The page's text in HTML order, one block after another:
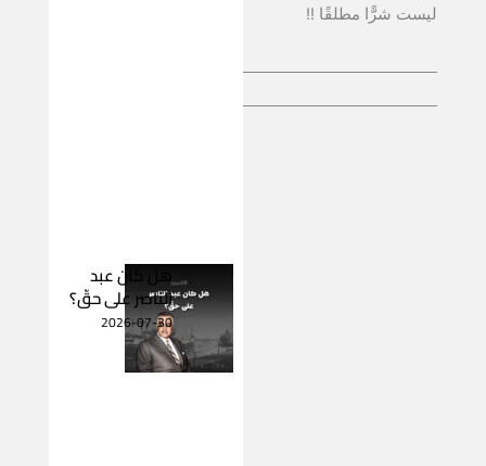
ليست شرًّا مطلقًا !!
هل كان عبد
الناصر على حقّ؟
2026-07-30